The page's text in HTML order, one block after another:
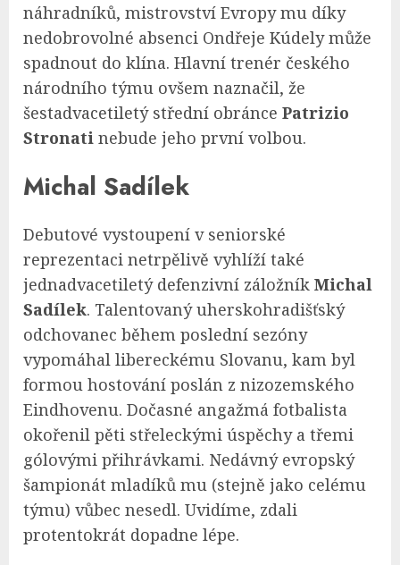
náhradníků, mistrovství Evropy mu díky
nedobrovolné absenci Ondřeje Kúdely může
spadnout do klína. Hlavní trenér českého
národního týmu ovšem naznačil, že
šestadvacetiletý střední obránce Patrizio
Stronati nebude jeho první volbou.
Michal Sadílek
Debutové vystoupení v seniorské
reprezentaci netrpělivě vyhlíží také
jednadvacetiletý defenzivní záložník Michal
Sadílek. Talentovaný uherskohradišťský
odchovanec během poslední sezóny
vypomáhal libereckému Slovanu, kam byl
formou hostování poslán z nizozemského
Eindhovenu. Dočasné angažmá fotbalista
okořenil pěti střeleckými úspěchy a třemi
gólovými přihrávkami. Nedávný evropský
šampionát mladíků mu (stejně jako celému
týmu) vůbec nesedl. Uvidíme, zdali
protentokrát dopadne lépe.